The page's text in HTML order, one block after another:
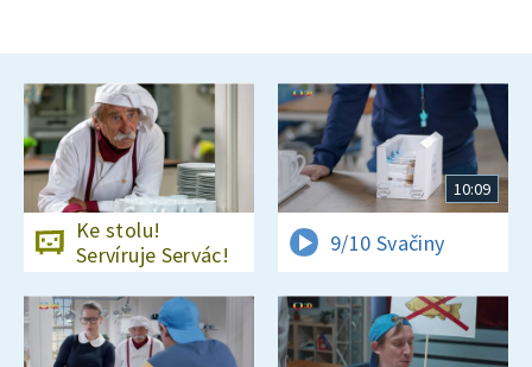
Ke stolu!
Servíruje Servác!
10:09
9/10 Svačiny